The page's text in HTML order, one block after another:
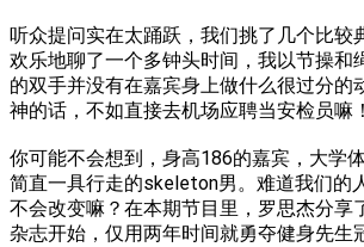
听众提问实在太踊跃，我们挑了几个比较
欢乐地聊了一个多钟头时间，我以节操和
的双手并没有在嘉宾身上做什么很过分的
神的话，不如直接去机场应聘当安检员嘛！
你可能不会想到，身高186的嘉宾，大学
简直一具行走的skeleton男。难道我们的
不会改变嘛？在本期节目里，罗思杰分享
杂志开始，仅用两年时间就勇夺健身先生